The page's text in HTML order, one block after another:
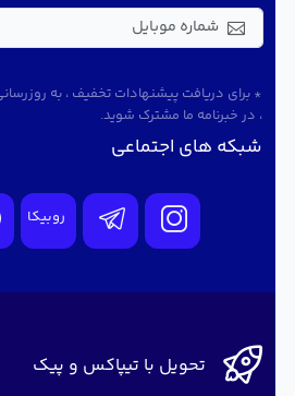
* برای دریافت پیشنهادات تخفیف ، به
، در خبرنامه ما مشترک شوید.
شبکه های اجتماعی
روبیکا
تحویل با تیپاکس و پیک